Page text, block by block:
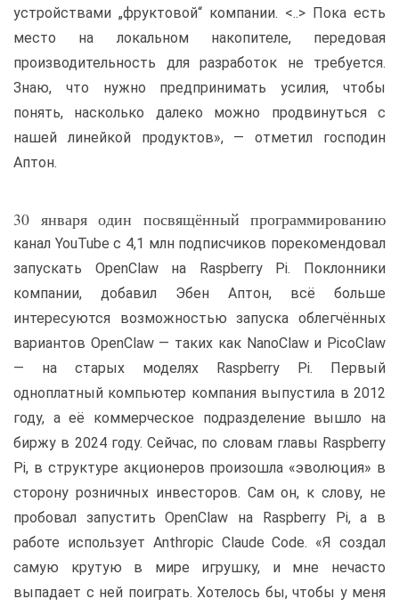
устройствами „фруктовой“ компании. <..> Пока есть
место на локальном накопителе, передовая
производительность для разработок не требуется.
Знаю, что нужно предпринимать усилия, чтобы
понять, насколько далеко можно продвинуться с
нашей линейкой продуктов», — отметил господин
Аптон.
30 января один посвящённый программированию
канал YouTube с 4,1 млн подписчиков порекомендовал
запускать OpenClaw на Raspberry Pi. Поклонники
компании, добавил Эбен Аптон, всё больше
интересуются возможностью запуска облегчённых
вариантов OpenClaw — таких как NanoClaw и PicoClaw
— на старых моделях Raspberry Pi. Первый
одноплатный компьютер компания выпустила в 2012
году, а её коммерческое подразделение вышло на
биржу в 2024 году. Сейчас, по словам главы Raspberry
Pi, в структуре акционеров произошла «эволюция» в
сторону розничных инвесторов. Сам он, к слову, не
пробовал запустить OpenClaw на Raspberry Pi, а в
работе использует Anthropic Claude Code. «Я создал
самую крутую в мире игрушку, и мне нечасто
выпадает с ней поиграть. Хотелось бы, чтобы у меня